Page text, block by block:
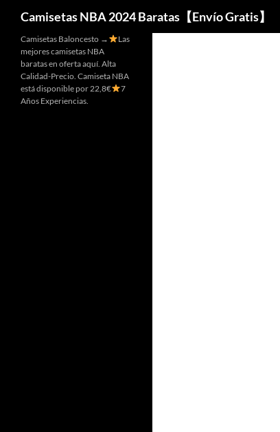
Camisetas NBA 2024 Baratas【Envío Gratis】
Camisetas Baloncesto →
Las
mejores camisetas NBA
baratas en oferta aquí. Alta
Calidad-Precio. Camiseta NBA
está disponible por 22,8€
7
Años Experiencias.